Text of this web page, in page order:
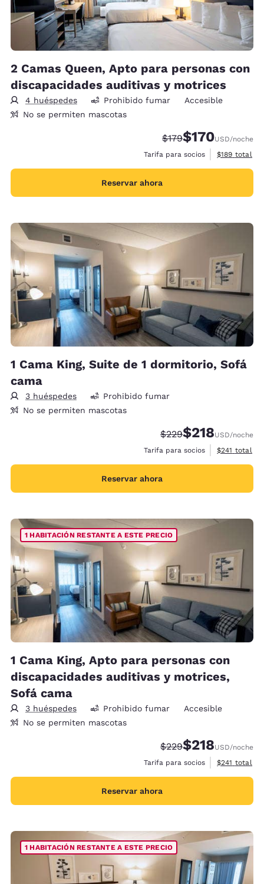
2 Camas Queen, Apto para personas con
discapacidades auditivas y motrices
4 huéspedes Prohibido fumar
Accesible
No se permiten mascotas
Precio tachado:
$179Precio con
$170USD/noche
Tarifa para socios
Ver detalles
$189 total
Reservar ahora
1 Cama King, Suite de 1 dormitorio, Sofá
cama
3 huéspedes
Prohibido fumar
No se permiten mascotas
Precio tachado:
$229Precio con
$218USD/noche
Tarifa para socios
Ver detalles
$241 total
Reservar ahora
1 HABITACIÓN RESTANTE A ESTE PRECIO
1 Cama King, Apto para personas con
discapacidades auditivas y motrices,
Sofá cama
3 huéspedes Prohibido fumar
Accesible
No se permiten mascotas
Precio tachado:
$229Precio con
$218USD/noche
Tarifa para socios
Ver detalles
$241 total
Reservar ahora
1 HABITACIÓN RESTANTE A ESTE PRECIO